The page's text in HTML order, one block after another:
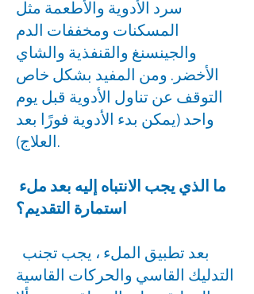
سرد الأدوية والأطعمة مثل
المسكنات ومخففات الدم
والجينسنغ والقنفذية والشاي
الأخضر. ومن المفيد بشكل خاص
التوقف عن تناول الأدوية قبل يوم
واحد (يمكن بدء الأدوية فورًا بعد
العلاج).
ما الذي يجب الانتباه إليه بعد ملء
استمارة التقديم؟
التدليك القاسي والحركات القاسية